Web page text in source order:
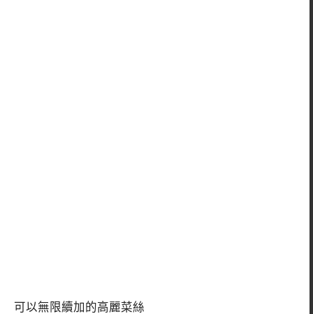
可以無限續加的高麗菜絲